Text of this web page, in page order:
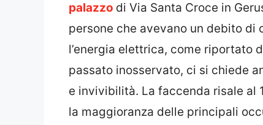
palazzo di Via Santa Croce in
persone che avevano un debito
l’energia elettrica, come riportato
passato inosservato, ci si chiede
e invivibilità. La faccenda risale al
la maggioranza delle principali